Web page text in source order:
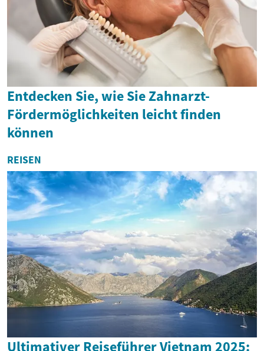
Entdecken Sie, wie Sie Zahnarzt-
Fördermöglichkeiten leicht finden
können
REISEN
Ultimativer Reiseführer Vietnam 2025: